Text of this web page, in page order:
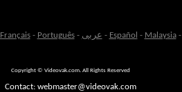
Français- Português- عربى - Español - Malaysia-
Copyright © Videovak.com. All Rights Reserved
Contact: webmaster@videovak.com